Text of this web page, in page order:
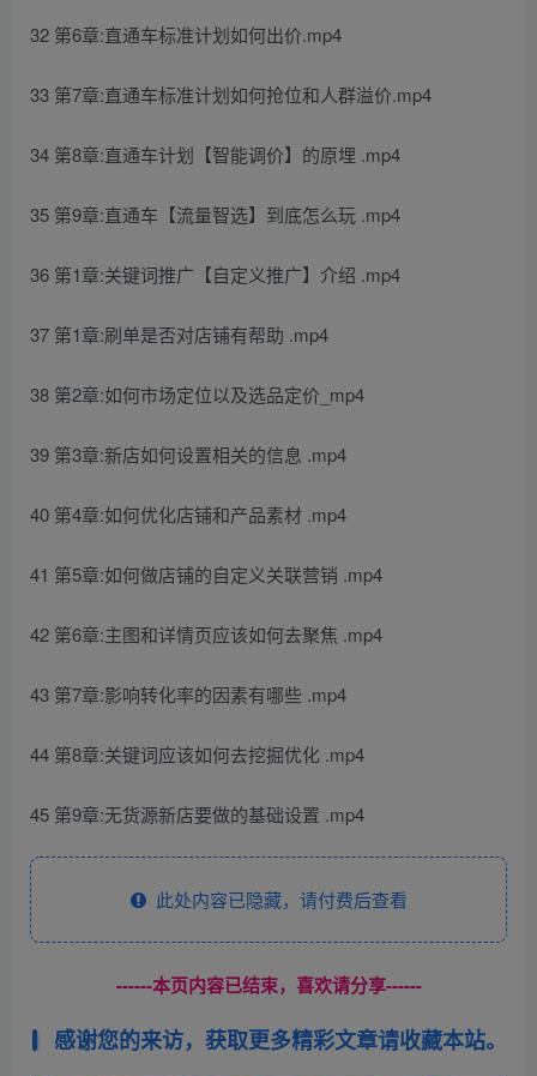
32 第6章:直通车标准计划如何出价.mp4
33 第7章:直通车标准计划如何抢位和人群溢价.mp4
34 第8章:直通车计划【智能调价】的原埋 .mp4
35 第9章:直通车【流量智选】到底怎么玩 .mp4
36 第1章:关键词推广【自定义推广】介绍 .mp4
37 第1章:刷单是否对店铺有帮助 .mp4
38 第2章:如何市场定位以及选品定价_mp4
39 第3章:新店如何设置相关的信息 .mp4
40 第4章:如何优化店铺和产品素材 .mp4
41 第5章:如何做店铺的自定义关联营销 .mp4
42 第6章:主图和详情页应该如何去聚焦 .mp4
43 第7章:影响转化率的因素有哪些 .mp4
44 第8章:关键词应该如何去挖掘优化 .mp4
45 第9章:无货源新店要做的基础设置 .mp4
此处内容已隐藏，请付费后查看
------本页内容已结束，喜欢请分享------
感谢您的来访，获取更多精彩文章请收藏本站。